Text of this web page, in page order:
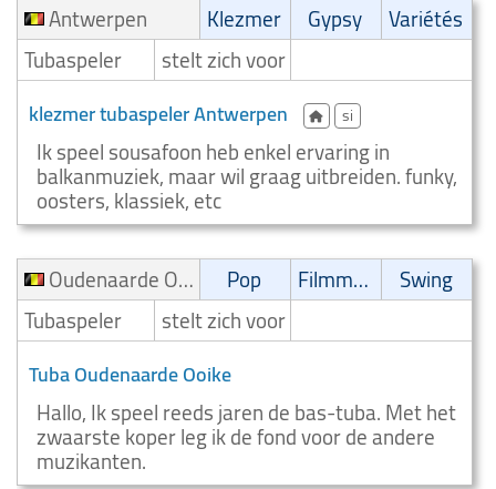
Antwerpen
Klezmer Gypsy
Variétés
Tubaspeler
stelt zich voor
klezmer tubaspeler Antwerpen si
Ik speel sousafoon heb enkel ervaring in
balkanmuziek, maar wil graag uitbreiden. funky,
oosters, klassiek, etc
Oudenaarde Ooike
Pop Filmmuziek
Swing
Tubaspeler
stelt zich voor
Tuba Oudenaarde Ooike
Hallo, Ik speel reeds jaren de bas-tuba. Met het
zwaarste koper leg ik de fond voor de andere
muzikanten.